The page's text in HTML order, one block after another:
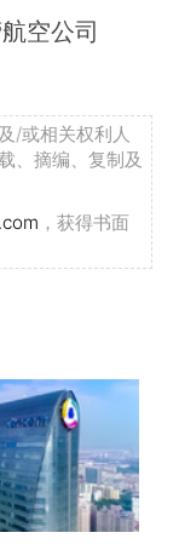
空公司
/或相关权利人
、摘编、复制及
，获得书面